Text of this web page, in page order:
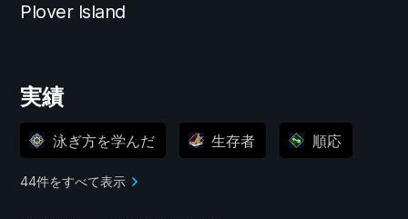
Plover Island
実績
泳ぎ方を学んだ 生存者 順応
44件をすべて表示